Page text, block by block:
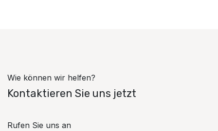
Wie können wir helfen?
Kontaktieren Sie uns jetzt
Rufen Sie uns an